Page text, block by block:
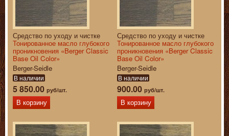
Средство по уходу и чистке
Тонированное масло глубокого
проникновения «Berger Classic
Base Oil Color»
Berger-Seidle
В наличии
5 850.00 руб/шт.
В корзину
Средство по уходу и чистке
Тонированное масло глубокого
проникновения «Berger Classic
Base Oil Color»
Berger-Seidle
В наличии
900.00 руб/шт.
В корзину